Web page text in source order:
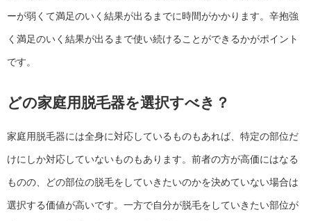
ーが弱くて満足のいく結果が出るまでに時間がかかります。辛抱強
く満足のいく結果が出るまで使い続けることができるかがポイント
です。
どの家庭用脱毛器を選択すべき？
家庭用脱毛器には全身に対応しているものもあれば、特定の部位だ
けにしか対応していないものもあります。前者の方が高価にはなる
ものの、どの部位の脱毛をしていきたいのかを決めていない場合は
選択する価値が高いです。一方で自分が脱毛をしていきたい部位が